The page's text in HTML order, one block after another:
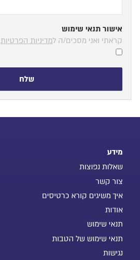
אישור תנאי שימוש
קראתי ואני מסכים/ה למדיניות הפרטיות
שלח
מידע
שאלות נפוצות
צור קשר
איך משיגים קורא כרטיסים
אודות
תנאי שימוש
תנאי שימוש של הטבות
נגישות